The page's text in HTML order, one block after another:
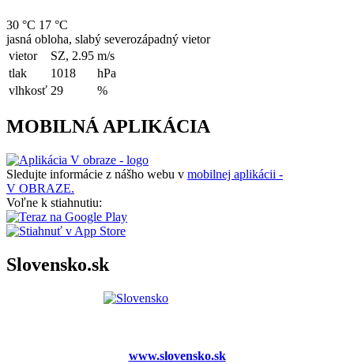
30 °C 17 °C
jasná obloha, slabý severozápadný vietor
vietor
SZ, 2.95 m/s
tlak
1018
hPa
vlhkosť 29 %
MOBILNÁ APLIKÁCIA
Sledujte informácie z nášho webu v mobilnej aplikácii -
V OBRAZE.
Voľne k stiahnutiu:
Slovensko.sk
www.slovensko.sk